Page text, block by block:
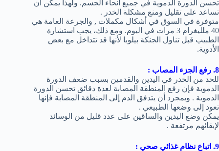
تحسن الدورة الدموية في جميع أنحاء الجسم. ولهذا يمكن ان
تساعد على تقليل ومنع مشكلة الخدر .
متوفرة في السوق في أشكال مكملات , والجرعة العامة هي
40 ملليغرام 3 مرات في اليوم. ومع ذلك، يجب استشارة
الطبيب قبل تناول الجنكة بيلوبا لأنها قد تتداخل مع بعض
الأدوية.
8. رفع الجزء المصاب :
للحد من الخدر في اليدين والقدمين بسبب ضعف الدورة
الدموية فإن رفع المنطقة المصابة لعدة دقائق تحسن الدورة
الدموية . وبمجرد أن يتدفق الدم إلى المنطقة المصابة فإنها
تعود إلى وضعها الطبيعي .
يمكن وضع اليدين والساقين على عدد قليل من الوسائد
لإبقائهم مرتفعة .
9. اتباع نظام غذائي صحي :